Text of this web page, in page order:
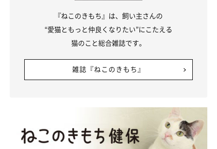
『ねこのきもち』は、飼い主さんの
“愛猫ともっと仲良くなりたい”にこたえる
猫のこと総合雑誌です。
雑誌『ねこのきもち』